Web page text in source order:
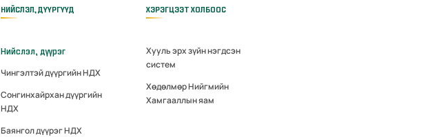
НИЙСЛЭЛ, ДҮҮРГҮҮД
Нийслэл, дүүрэг
Чингэлтэй дүүргийн НДХ
Сонгинхайрхан дүүргийн
НДХ
Баянгол дүүрэг НДХ
ХЭРЭГЦЭЭТ ХОЛБООС
Хууль эрх зүйн нэгдсэн
систем
Хөдөлмөр Нийгмийн
Хамгааллын яам